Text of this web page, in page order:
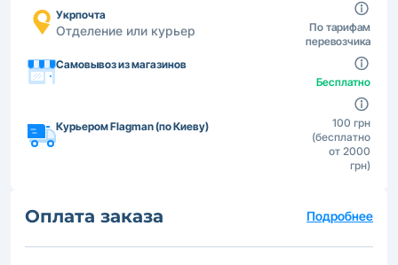
Укрпочта
Отделение или курьер
По тарифам
перевозчика
Самовывоз из магазинов
Бесплатно
Курьером Flagman (по Киеву)
100 грн
(бесплатно
от 2000
грн)
Оплата заказа Подробнее